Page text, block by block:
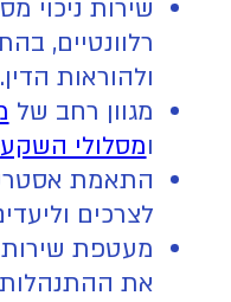
שירות ניכוי
רלוונטיים,
ולהוראות הדין.
מגוון רחב של
ומסלולי
התאמת
לצרכים
מעטפת
את ההתנהלות